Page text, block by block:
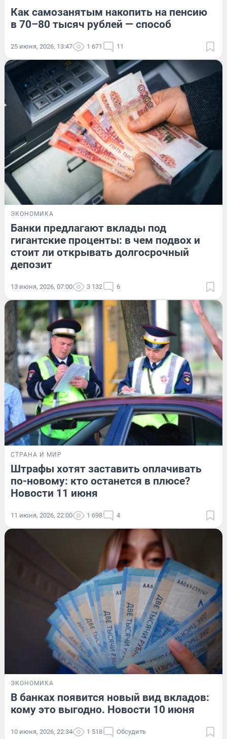
Как самозанятым накопить на пенсию
в 70–80 тысяч рублей — способ
25 июня, 2026, 13:47 1 671 11
ЭКОНОМИКА
Банки предлагают вклады под
гигантские проценты: в чем подвох и
стоит ли открывать долгосрочный
депозит
13 июня, 2026, 07:00 3 132 6
СТРАНА И МИР
Штрафы хотят заставить оплачивать
по-новому: кто останется в плюсе?
Новости 11 июня
11 июня, 2026, 22:00 1 698 4
ЭКОНОМИКА
В банках появится новый вид вкладов:
кому это выгодно. Новости 10 июня
10 июня, 2026, 22:34 1 518 Обсудить